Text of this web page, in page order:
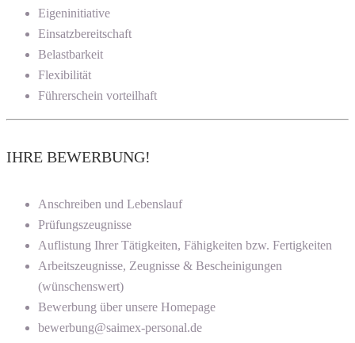
Eigeninitiative
Einsatzbereitschaft
Belastbarkeit
Flexibilität
Führerschein vorteilhaft
IHRE BEWERBUNG!
Anschreiben und Lebenslauf
Prüfungszeugnisse
Auflistung Ihrer Tätigkeiten, Fähigkeiten bzw. Fertigkeiten
Arbeitszeugnisse, Zeugnisse & Bescheinigungen
(wünschenswert)
Bewerbung über unsere Homepage
bewerbung@saimex-personal.de